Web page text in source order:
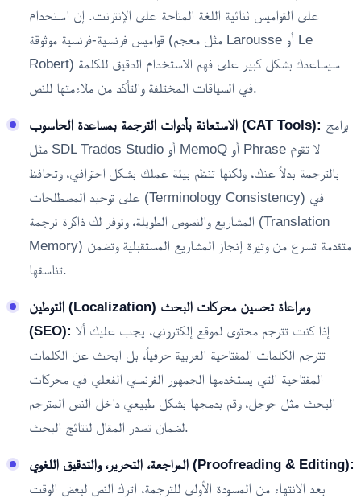
على القواميس ثنائية اللغة المتاحة على الإنترنت. إن استخدام
قواميس فرنسية-فرنسية موثوقة (مثل معجم Larousse أو Le
Robert) سيساعدك بشكل كبير على فهم الاستخدام الدقيق للكلمة
في السياقات المختلفة والتأكد من ملاءمتها للنص.
الاستعانة بأدوات الترجمة بمساعدة الحاسوب (CAT Tools):
مثل SDL Trados Studio أو MemoQ أو Phrase لا تقوم
بالترجمة بدلاً عنك، ولكنها تنظم بيئة عملك بشكل احترافي، وتحافظ
على توحيد المصطلحات (Terminology Consistency) في
المشاريع والنصوص الطويلة، وتوفر لك ذاكرة ترجمة (Translation
Memory) متقدمة تسرع من وتيرة إنجاز المشاريع المستقبلية وتضمن
تناسقها.
التوطين (Localization) ومراعاة تحسين محركات البحث
(SEO):
تترجم الكلمات المفتاحية العربية حرفياً، بل ابحث عن الكلمات
المفتاحية التي يستخدمها الجمهور الفرنسي الفعلي في محركات
البحث مثل جوجل، وقم بدمجها بشكل طبيعي داخل النص المترجم
لضمان تصدر المقال لنتائج البحث.
المراجعة، التحرير، والتدقيق اللغوي (Proofreading & Editing):
بعد الانتهاء من المسودة الأولى للترجمة، اترك النص لبعض الوقت